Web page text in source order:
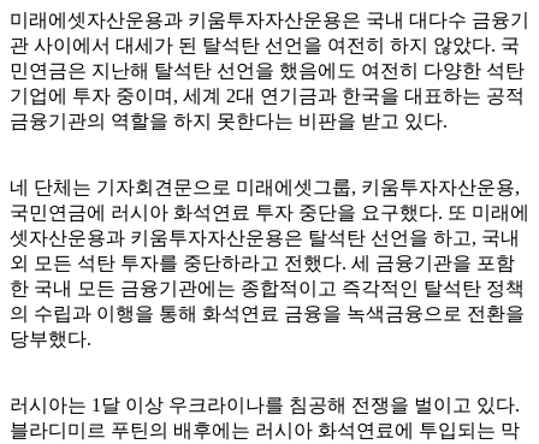
미래에셋자산운용과 키움투자자산운용은 국내 대다수 금융기
관 사이에서 대세가 된 탈석탄 선언을 여전히 하지 않았다. 국
민연금은 지난해 탈석탄 선언을 했음에도 여전히 다양한 석탄
기업에 투자 중이며, 세계 2대 연기금과 한국을 대표하는 공적
금융기관의 역할을 하지 못한다는 비판을 받고 있다.
네 단체는 기자회견문으로 미래에셋그룹, 키움투자자산운용,
국민연금에 러시아 화석연료 투자 중단을 요구했다. 또 미래에
셋자산운용과 키움투자자산운용은 탈석탄 선언을 하고, 국내
외 모든 석탄 투자를 중단하라고 전했다. 세 금융기관을 포함
한 국내 모든 금융기관에는 종합적이고 즉각적인 탈석탄 정책
의 수립과 이행을 통해 화석연료 금융을 녹색금융으로 전환을
당부했다.
러시아는 1달 이상 우크라이나를 침공해 전쟁을 벌이고 있다.
블라디미르 푸틴의 배후에는 러시아 화석연료에 투입되는 막